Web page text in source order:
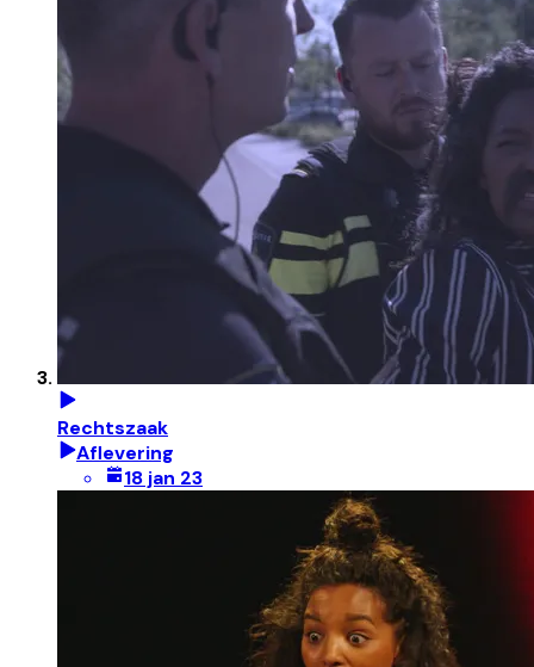
Rechtszaak
Aflevering
18 jan 23